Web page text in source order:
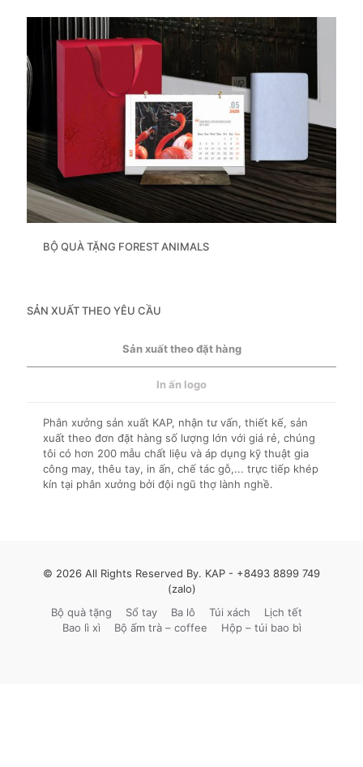
BỘ QUÀ TẶNG FOREST ANIMALS
SẢN XUẤT THEO YÊU CẦU
Sản xuất theo đặt hàng
In ấn logo
Phân xưởng sản xuất KAP, nhận tư vấn, thiết kế, sản
xuất theo đơn đặt hàng số lượng lớn với giá rẻ, chúng
tôi có hơn 200 mẫu chất liệu và áp dụng kỹ thuật gia
công may, thêu tay, in ấn, chế tác gỗ,... trực tiếp khép
kín tại phân xưởng bởi đội ngũ thợ lành nghề.
© 2026 All Rights Reserved By. KAP - +8493 8899 749
(zalo)
Bộ quà tặng
Sổ tay Ba lô Túi xách
Lịch tết
Bao lì xì
Bộ ấm trà – coffee Hộp – túi bao bì